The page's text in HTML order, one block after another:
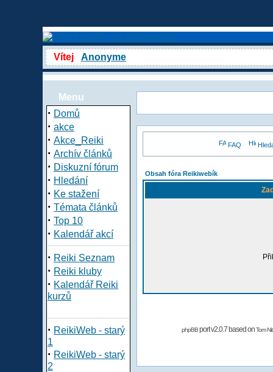
Vítej Anonyme
Menu
· Domů
· akce
· Akce_Reiki
· Archív článků
· Diskuzní fórum
· Hledání
· Ke stažení
· Témata článků
· Top 10
· Kalendář akcí
· Reiki Seznam
· Reiki kluby
· Kalendář Reiki
kurzů
· ReikiWeb - starý
1
· ReikiWeb - starý
2
FAQ
Obsah fóra Reikiwebík
phpBBport v2.0.7 based onTom